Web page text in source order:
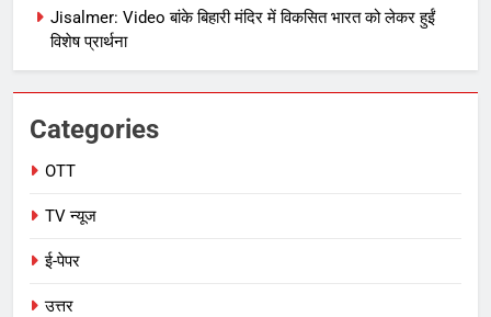
Jisalmer: Video बांके बिहारी मंदिर में विकसित भारत को लेकर हुईं
विशेष प्रार्थना
Categories
OTT
TV न्यूज
ई-पेपर
उत्तर